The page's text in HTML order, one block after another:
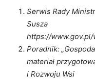
Serwis Rady
Susza
https://
Poradnik:
materiał
i Rozwoju Wsi